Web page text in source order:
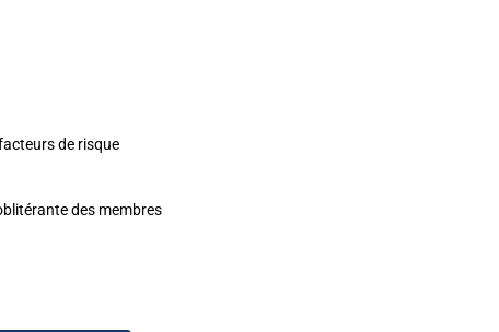
de risque
des membres